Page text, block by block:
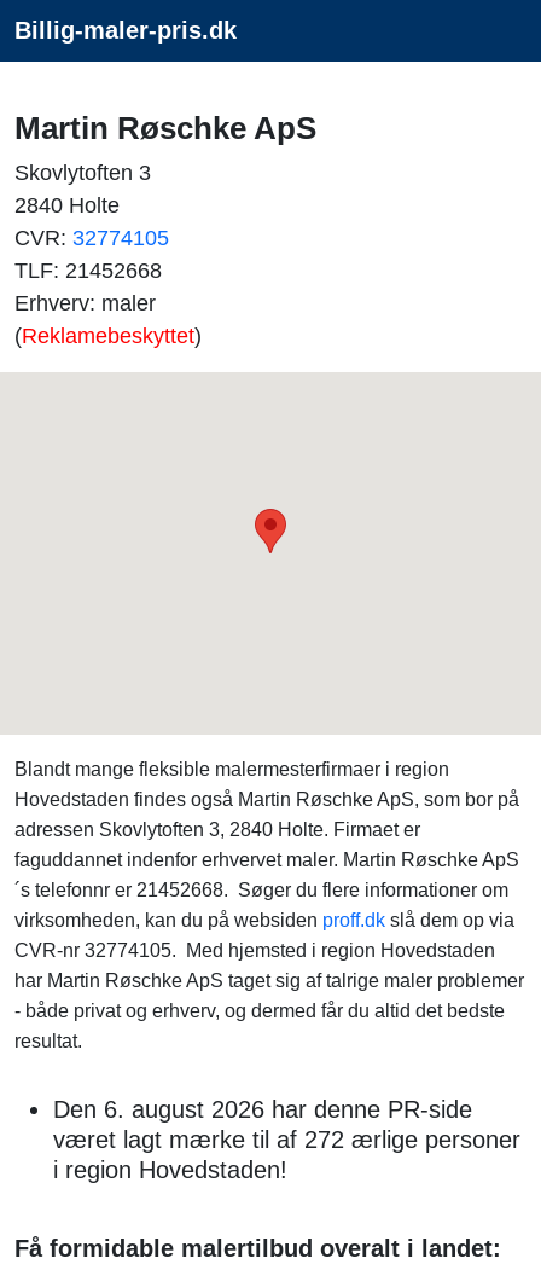
Billig-maler-pris.dk
Martin Røschke ApS
Skovlytoften 3
2840 Holte
CVR: 32774105
TLF: 21452668
Erhverv: maler
(Reklamebeskyttet)
Blandt mange fleksible malermesterfirmaer i region
Hovedstaden findes også Martin Røschke ApS, som bor på
adressen Skovlytoften 3, 2840 Holte. Firmaet er
faguddannet indenfor erhvervet maler. Martin Røschke ApS
´s telefonnr er 21452668. Søger du flere informationer om
virksomheden, kan du på websiden proff.dk slå dem op via
CVR-nr 32774105. Med hjemsted i region Hovedstaden
har Martin Røschke ApS taget sig af talrige maler problemer
- både privat og erhverv, og dermed får du altid det bedste
resultat.
Den 6. august 2026 har denne PR-side
været lagt mærke til af 272 ærlige personer
i region Hovedstaden!
Få formidable malertilbud overalt i landet: